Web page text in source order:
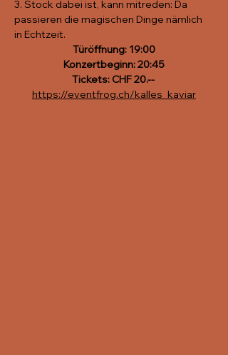
3. Stock dabei ist, kann mitreden: Da
passieren die magischen Dinge nämlich
in Echtzeit.
Türöffnung: 19:00
Konzertbeginn: 20:45
Tickets: CHF 20.--
https://eventfrog.ch/kalles_kaviar